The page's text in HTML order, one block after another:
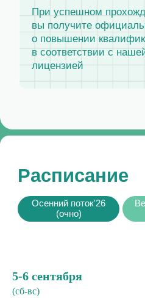
Расписание
5-6 сентября
(сб-вс)